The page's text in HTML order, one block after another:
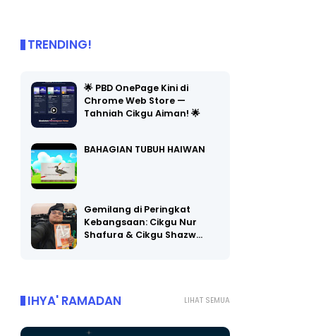
TRENDING!
🌟 PBD OnePage Kini di
Chrome Web Store —
Tahniah Cikgu Aiman! 🌟
BAHAGIAN TUBUH HAIWAN
Gemilang di Peringkat
Kebangsaan: Cikgu Nur
Shafura & Cikgu Shazw…
LIHAT SEMUA
IHYA' RAMADAN